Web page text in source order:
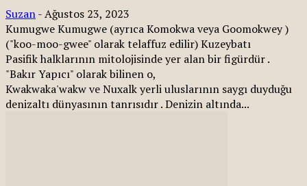
Suzan-Ağustos 23, 2023
Kumugwe Kumugwe (ayrıca Komokwa veya Goomokwey )
("koo-moo-gwee" olarak telaffuz edilir) Kuzeybatı
Pasifik halklarının mitolojisinde yer alan bir figürdür .
"Bakır Yapıcı" olarak bilinen o,
Kwakwaka'wakw ve Nuxalk yerli uluslarının saygı duyduğu
denizaltı dünyasının tanrısıdır . Denizin altında...